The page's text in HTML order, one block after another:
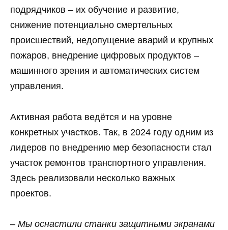
подрядчиков – их обучение и развитие,
снижение потенциально смертельных
происшествий, недопущение аварий и крупных
пожаров, внедрение цифровых продуктов –
машинного зрения и автоматических систем
управления.
Активная работа ведётся и на уровне
конкретных участков. Так, в 2024 году одним из
лидеров по внедрению мер безопасности стал
участок ремонтов транспортного управления.
Здесь реализовали несколько важных
проектов.
‒ Мы оснастили станки защитными экранами